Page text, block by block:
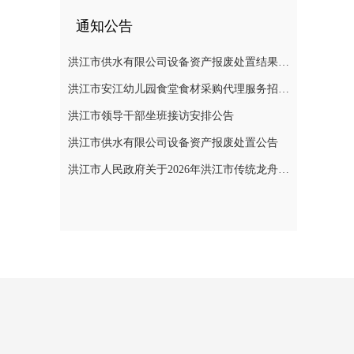
通知公告
洪江市供水有限公司设备资产报废处置结果公示
洪江市安江幼儿园食堂食材采购代理服务招标遴选公告
洪江市领导干部坐班接访安排公告
洪江市供水有限公司设备资产报废处置公告
洪江市人民政府关于2026年洪江市传统龙舟赛活动期间临时管制无人机等“低慢小”航空器的通告